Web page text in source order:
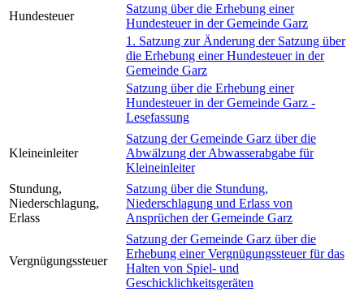
Hundesteuer
Satzung über die Erhebung einer
Hundesteuer in der Gemeinde Garz
1. Satzung zur Änderung der Satzung über
die Erhebung einer Hundesteuer in der
Gemeinde Garz
Satzung über die Erhebung einer
Hundesteuer in der Gemeinde Garz -
Lesefassung
Kleineinleiter
Satzung der Gemeinde Garz über die
Abwälzung der Abwasserabgabe für
Kleineinleiter
Stundung,
Niederschlagung,
Erlass
Satzung über die Stundung,
Niederschlagung und Erlass von
Ansprüchen der Gemeinde Garz
Vergnügungssteuer
Satzung der Gemeinde Garz über die
Erhebung einer Vergnügungssteuer für das
Halten von Spiel- und
Geschicklichkeitsgeräten